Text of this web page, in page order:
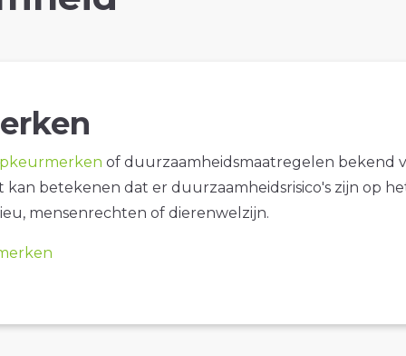
of duurzaamheidsmaatregelen bekend
kan betekenen dat er duurzaamheidsrisico's zijn op
mensenrechten of dierenwelzijn.